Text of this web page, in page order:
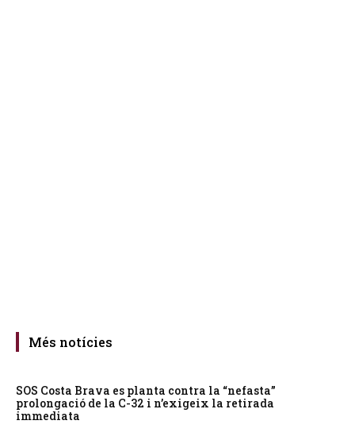
Més notícies
SOS Costa Brava es planta contra la “nefasta”
prolongació de la C-32 i n’exigeix la retirada
immediata